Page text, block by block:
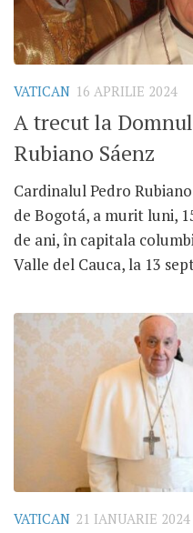
VATICAN 16 APRILIE 2024
A trecut la
Rubiano Sáenz
Cardinalul Pedro
de Bogotá, a murit luni,
de ani, în capitala
Valle del Cauca, la 13
VATICAN 21 IANUARIE 2024